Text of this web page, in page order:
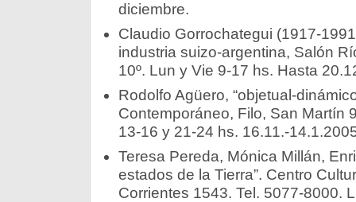
diciembre.
Claudio Gorrochategui (1917-
industria suizo-argentina, Salón
10º. Lun y Vie 9-17 hs. Hasta
Rodolfo Agüero, “objetual-
Contemporáneo, Filo, San Martín
13-16 y 21-24 hs. 16.11.-
Teresa Pereda, Mónica Millán,
estados de la Tierra”. Centro
Corrientes 1543. Tel. 5077-8000.